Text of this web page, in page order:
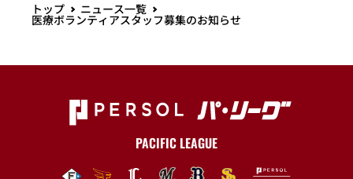
トップ ニュース一覧
医療ボランティアスタッフ募集のお知らせ
PACIFIC LEAGUE